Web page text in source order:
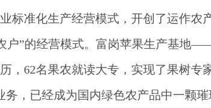
标准化生产经营模式，开创了运作农
户”的经营模式。富岗苹果生产基地
，62名果农就读大专，实现了果树专
，已经成为国内绿色农产品中一颗